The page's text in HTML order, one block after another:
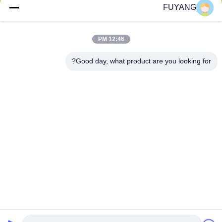
Shenzhen FUYANG Technology Group Co.
FUYANG
12:46 PM
Good day, what product are you looking for?